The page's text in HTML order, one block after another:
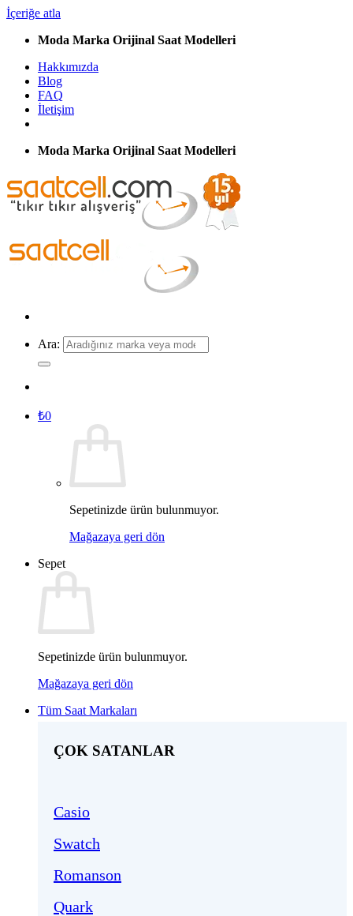
İçeriğe atla
Moda Marka Orijinal Saat Modelleri
Hakkımızda
Blog
FAQ
İletişim
Moda Marka Orijinal Saat Modelleri
Ara:
₺0
Sepetinizde ürün bulunmuyor.
Mağazaya geri dön
Sepet
Sepetinizde ürün bulunmuyor.
Mağazaya geri dön
Tüm Saat Markaları
ÇOK SATANLAR
Casio
Swatch
Romanson
Quark